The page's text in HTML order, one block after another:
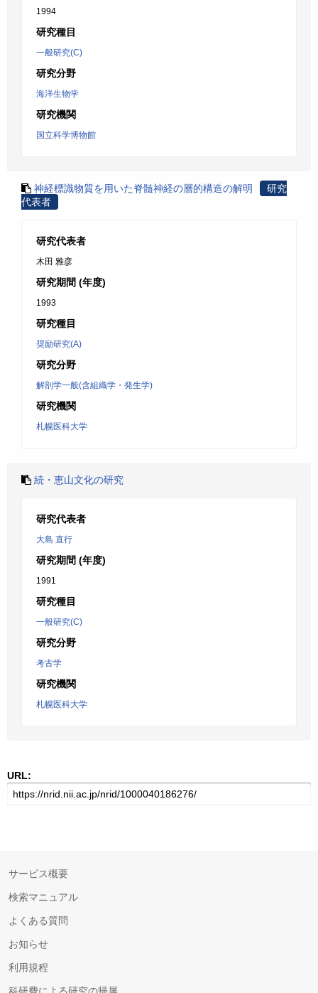
1994
研究種目
一般研究(C)
研究分野
海洋生物学
研究機関
国立科学博物館
神経標識物質を用いた脊髄神経の層的構造の解明
研究
代表者
研究代表者
木田 雅彦
研究期間 (年度)
1993
研究種目
奨励研究(A)
研究分野
解剖学一般(含組織学・発生学)
研究機関
札幌医科大学
続・恵山文化の研究
研究代表者
大島 直行
研究期間 (年度)
1991
研究種目
一般研究(C)
研究分野
考古学
研究機関
札幌医科大学
URL:
サービス概要
検索マニュアル
よくある質問
お知らせ
利用規程